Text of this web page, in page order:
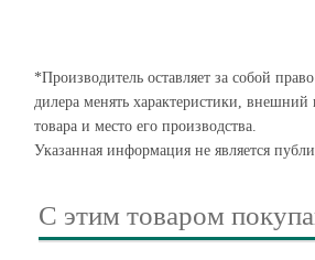
*Производитель оставляет за собой
дилера менять характеристики,
товара и место его производства.
Указанная информация не является
С этим товаром